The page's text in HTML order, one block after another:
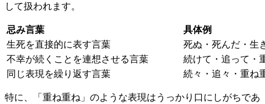
して扱われます。
忌み言葉
具体例
生死を直接的に表す言葉
死ぬ・死んだ・生
不幸が続くことを連想させる言葉
続けて・追って・
同じ表現を繰り返す言葉
続々・追々・重ね
特に、「重ね重ね」のような表現はうっかり口にしがちであ